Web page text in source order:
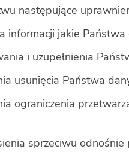
następujące
informacji jakie
i uzupełnienia
usunięcia Państwa
ograniczenia
sprzeciwu